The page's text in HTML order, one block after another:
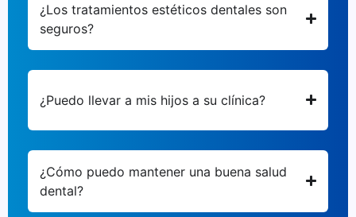
¿Los tratamientos estéticos dentales son
seguros?
¿Puedo llevar a mis hijos a su clínica?
¿Cómo puedo mantener una buena salud
dental?